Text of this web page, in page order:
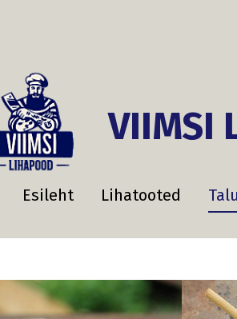
VIIMSI
Esileht Lihatooted